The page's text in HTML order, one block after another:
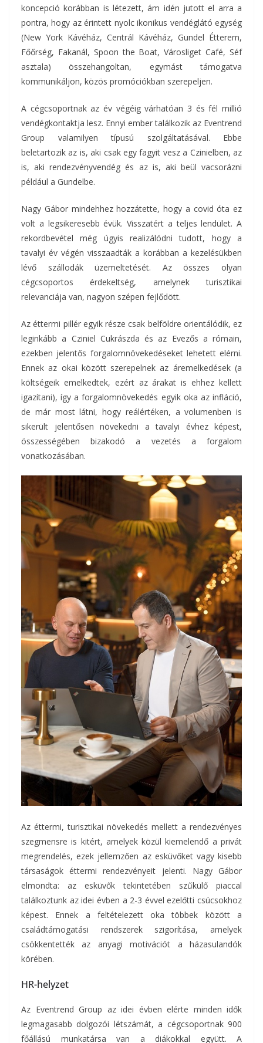
koncepció korábban is létezett, ám idén jutott el arra a
pontra, hogy az érintett nyolc ikonikus vendéglátó egység
(New York Kávéház, Centrál Kávéház, Gundel Étterem,
Főőrség, Fakanál, Spoon the Boat, Városliget Café, Séf
asztala) összehangoltan, egymást támogatva
kommunikáljon, közös promóciókban szerepeljen.
A cégcsoportnak az év végéig várhatóan 3 és fél millió
vendégkontaktja lesz. Ennyi ember találkozik az Eventrend
Group valamilyen típusú szolgáltatásával. Ebbe
beletartozik az is, aki csak egy fagyit vesz a Czinielben, az
is, aki rendezvényvendég és az is, aki beül vacsorázni
például a Gundelbe.
Nagy Gábor mindehhez hozzátette, hogy a covid óta ez
volt a legsikeresebb évük. Visszatért a teljes lendület. A
rekordbevétel még úgyis realizálódni tudott, hogy a
tavalyi év végén visszaadták a korábban a kezelésükben
lévő szállodák üzemeltetését. Az összes olyan
cégcsoportos érdekeltség, amelynek turisztikai
relevanciája van, nagyon szépen fejlődött.
Az éttermi pillér egyik része csak belföldre orientálódik, ez
leginkább a Cziniel Cukrászda és az Evezős a rómain,
ezekben jelentős forgalomnövekedéseket lehetett elérni.
Ennek az okai között szerepelnek az áremelkedések (a
költségeik emelkedtek, ezért az árakat is ehhez kellett
igazítani), így a forgalomnövekedés egyik oka az infláció,
de már most látni, hogy reálértéken, a volumenben is
sikerült jelentősen növekedni a tavalyi évhez képest,
összességében bizakodó a vezetés a forgalom
vonatkozásában.
Az éttermi, turisztikai növekedés mellett a rendezvényes
szegmensre is kitért, amelyek közül kiemelendő a privát
megrendelés, ezek jellemzően az esküvőket vagy kisebb
társaságok éttermi rendezvényeit jelenti. Nagy Gábor
elmondta: az esküvők tekintetében szűkülő piaccal
találkoztunk az idei évben a 2-3 évvel ezelőtti csúcsokhoz
képest. Ennek a feltételezett oka többek között a
családtámogatási rendszerek szigorítása, amelyek
csökkentették az anyagi motivációt a házasulandók
körében.
HR-helyzet
Az Eventrend Group az idei évben elérte minden idők
legmagasabb dolgozói létszámát, a cégcsoportnak 900
főállású munkatársa van a diákokkal együtt. A